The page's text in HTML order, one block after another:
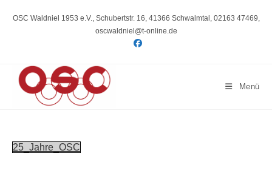
InhaltOSC Waldniel 1953 e.V., Schubertstr. 16, 41366 Schwalmtal, 02163 47469,
oscwaldniel@t-online.de
Menü
25_Jahre_OSC